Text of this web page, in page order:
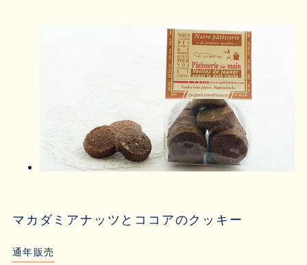
マカダミアナッツとココアのクッキー
通年販売